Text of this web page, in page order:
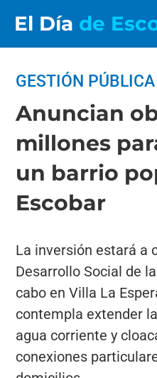
El Día de
GESTIÓN PÚBLICA
Anuncian
millones
un barrio
Escobar
La inversión estará a
Desarrollo Social de
cabo en Villa La
contempla extender
agua corriente y
conexiones